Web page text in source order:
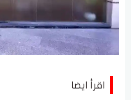
اقرأ ايضا